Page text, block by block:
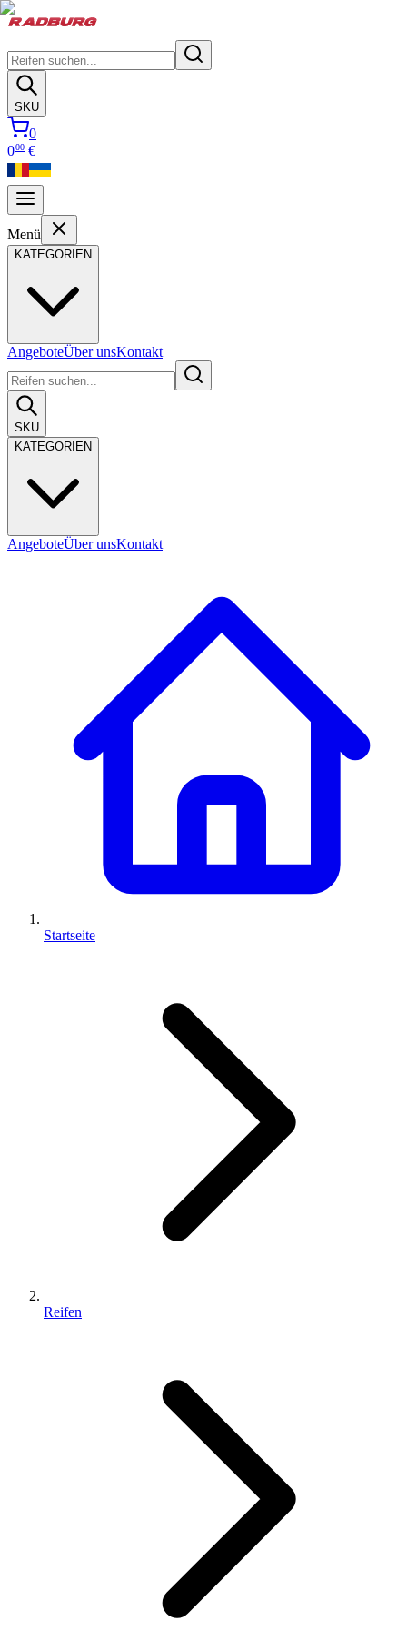
SKU
0
000 €
Menü
KATEGORIEN
AngeboteÜber unsKontakt
SKU
KATEGORIEN
AngeboteÜber unsKontakt
Startseite
Reifen